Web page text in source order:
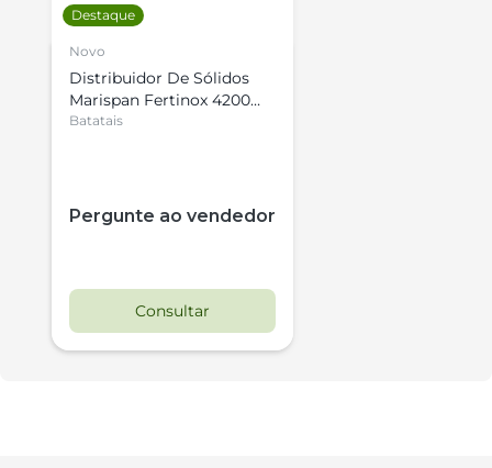
Destaque
Novo
Distribuidor De Sólidos
Marispan Fertinox 4200
Citrus
Batatais
Pergunte ao vendedor
Consultar